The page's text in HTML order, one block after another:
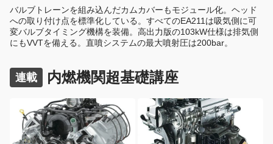
バルブトレーンを組み込んだカムカバーもモジュール化。ヘッド
への取り付け点を標準化している。すべてのEA211は吸気側に可
変バルブタイミング機構を装備。高出力版の103kW仕様は排気側
にもVVTを備える。直噴システムの最大噴射圧は200bar。
連載 内燃機関超基礎講座